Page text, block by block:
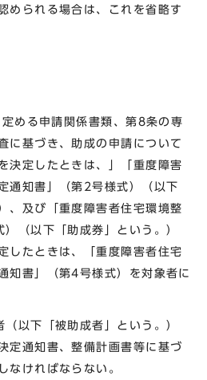
められる場合は、これを省略す
める申請関係書類、第8条の専
に基づき、助成の申請について
決定したときは、」「重度障害
通知書」（第2号様式）（以下
、及び「重度障害者住宅環境整
（以下「助成券」という。）
したときは、「重度障害者住宅
知書」（第4号様式）を対象者に
以下「被助成者」という。）
定通知書、整備計画書等に基づ
なければならない。